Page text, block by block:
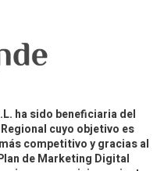
ha sido beneficiaria del
cuyo objetivo es
competitivo y gracias al
de Marketing Digital